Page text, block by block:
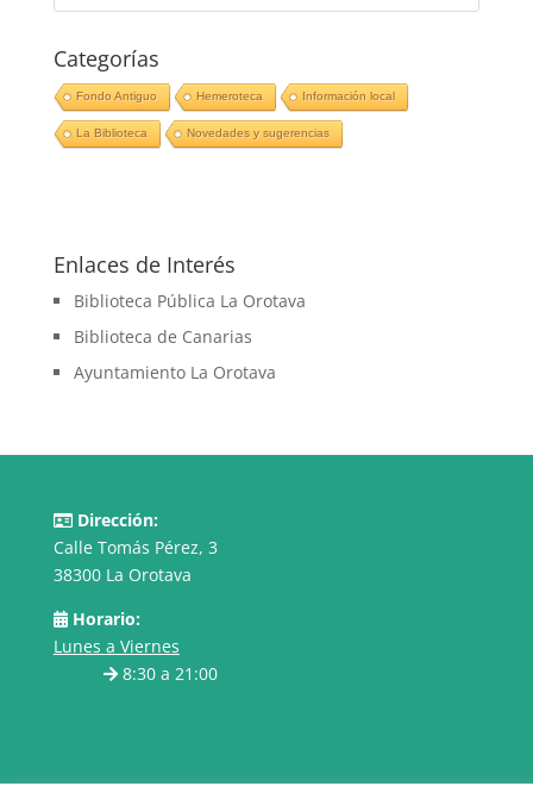
Categorías
Fondo Antiguo Hemeroteca Información local
La Biblioteca Novedades y sugerencias
Enlaces de Interés
Biblioteca Pública La Orotava
Biblioteca de Canarias
Ayuntamiento La Orotava
Dirección:
Calle Tomás Pérez, 3
38300 La Orotava
Horario:
Lunes a Viernes
8:30 a 21:00